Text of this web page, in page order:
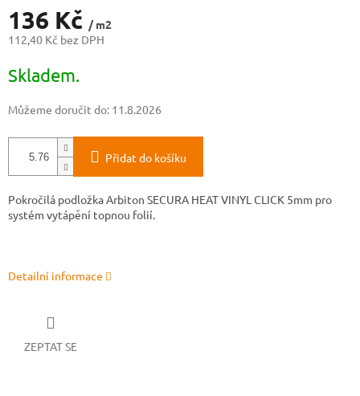
136 Kč / m2
112,40 Kč bez DPH
cena:
Skladem.
Můžeme doručit do: 11.8.2026
Přidat do košíku
Pokročilá podložka Arbiton SECURA HEAT VINYL CLICK 5mm pro
systém vytápění topnou folií.
Detailní informace
ZEPTAT SE